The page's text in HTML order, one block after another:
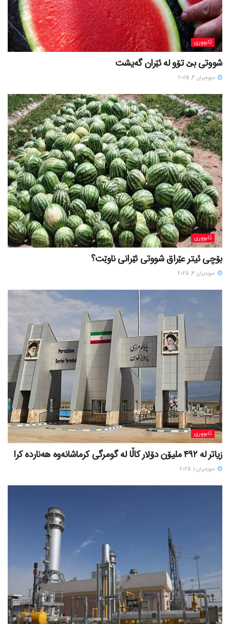
ئابووری
شووتی بێ تۆو لە ئێران گەیشت
حوزه‌یران 4, 2025
ئابووری
بۆچی ئیتر عێراق شووتی ئێرانی ناوێت؟
حوزه‌یران 3, 2025
ئابووری
زیاتر لە ٤٩٢ ملیۆن دۆلار کاڵا لە گومرگی کرماشانەوە هەناردە کرا
حوزه‌یران 1, 2025